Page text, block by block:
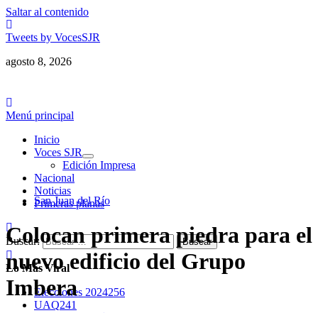
Saltar al contenido
Tweets by VocesSJR
agosto 8, 2026
Menú principal
Inicio
Voces SJR
Edición Impresa
Nacional
Noticias
Primeras planas
Buscar:
Lo Más Viral
Elecciones 2024256
UAQ241
San Juan del Río
Colocan primera piedra para el
nuevo edificio del Grupo
Imbera